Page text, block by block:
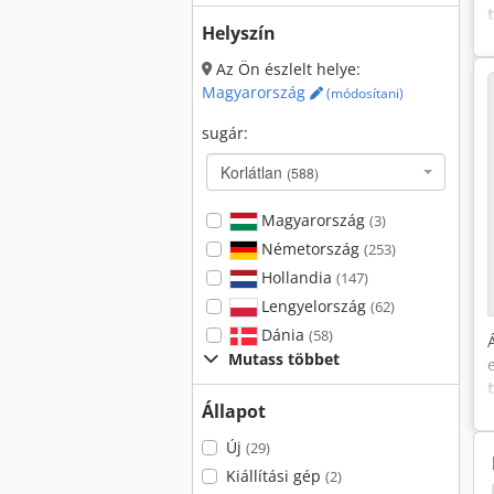
Helyszín
Az Ön észlelt helye:
Magyarország
(módosítani)
sugár:
Korlátlan (588)
Magyarország (3)
Németország (253)
Hollandia (147)
Lengyelország (62)
Dánia (58)
Mutass többet
Állapot
Új (29)
Kiállítási gép (2)